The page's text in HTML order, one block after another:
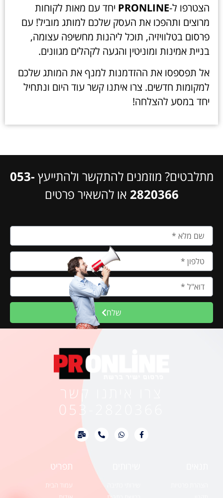
הצטרפו ל-PRONLINE יחד עם מאות לקוחות
מרוצים ותהפכו את העסק שלכם למותג מוביל! עם
פרסום בטלוויזיה, תוכל ליהנות מחשיפה עצומה,
בניית אמינות ומוניטין והגעה לקהלים מגוונים.
אל תפספסו את ההזדמנות למנף את המותג שלכם
למקומות חדשים. צרו איתנו קשר עוד היום ונתחיל
יחד במסע להצלחה!
מתלבטים? מוזמנים להתקשר ולהתייעץ 053-
2820366 או להשאיר פרטים
שלח
תפריט
עמוד הבית
צרו איתנו קשר
053-2820366